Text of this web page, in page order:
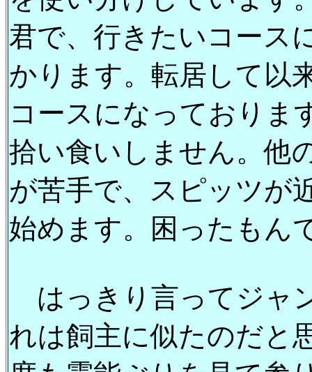
君で、行きたいコース
かります。転居して以
コースになっておりま
拾い食いしません。他
が苦手で、スピッツが
始めます。困ったもん
はっきり言ってジャ
れは飼主に似たのだと